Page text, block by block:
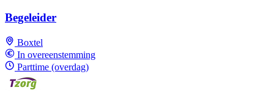
Begeleider
Boxtel
In overeenstemming
Parttime (overdag)